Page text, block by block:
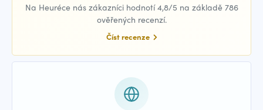
Na Heuréce nás zákazníci hodnotí 4,8/5 na základě 786
ověřených recenzí.
Číst recenze